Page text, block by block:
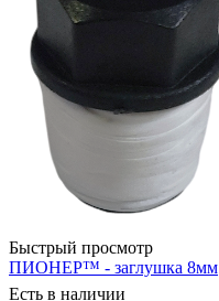
Быстрый просмотр
ПИОНЕР™ - заглушка 8мм
Есть в наличии